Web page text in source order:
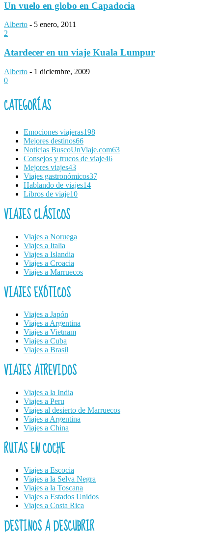
Un vuelo en globo en Capadocia
Alberto - 5 enero, 2011
2
Atardecer en un viaje Kuala Lumpur
Alberto - 1 diciembre, 2009
0
CATEGORÍAS
Emociones viajeras198
Mejores destinos66
Noticias BuscoUnViaje.com63
Consejos y trucos de viaje46
Mejores viajes43
Viajes gastronómicos37
Hablando de viajes14
Libros de viaje10
VIAJES CLÁSICOS
Viajes a Noruega
Viajes a Italia
Viajes a Islandia
Viajes a Croacia
Viajes a Marruecos
VIAJES EXÓTICOS
Viajes a Japón
Viajes a Argentina
Viajes a Vietnam
Viajes a Cuba
Viajes a Brasil
VIAJES ATREVIDOS
Viajes a la India
Viajes a Peru
Viajes al desierto de Marruecos
Viajes a Argentina
Viajes a China
RUTAS EN COCHE
Viajes a Escocia
Viajes a la Selva Negra
Viajes a la Toscana
Viajes a Estados Unidos
Viajes a Costa Rica
DESTINOS A DESCUBRIR